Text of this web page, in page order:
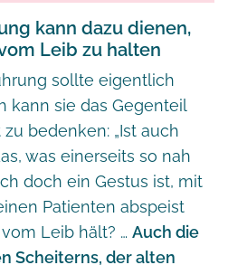
kann dazu dienen,
Leib zu halten
sollte eigentlich
kann sie das Gegenteil
bedenken: „Ist auch
was einerseits so nah
doch ein Gestus ist, mit
Patienten abspeist
Leib hält? … Auch die
Scheiterns, der alten